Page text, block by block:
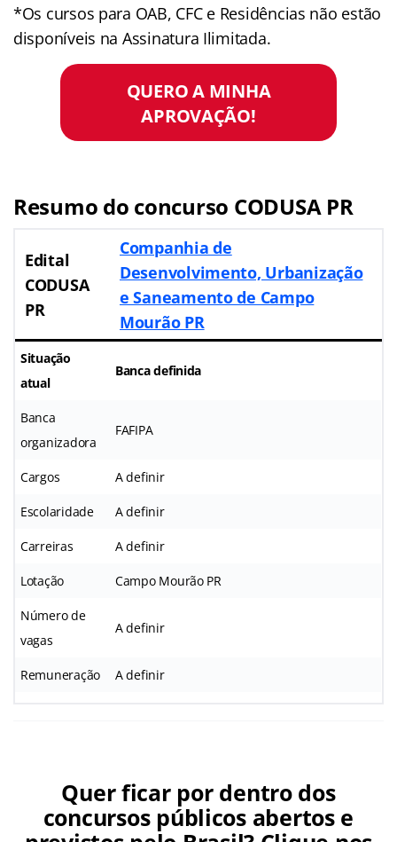
*Os cursos para OAB, CFC e Residências não estão
disponíveis na Assinatura Ilimitada.
QUERO A MINHA
APROVAÇÃO!
Resumo do concurso CODUSA PR
Edital
CODUSA
PR
Companhia de
Desenvolvimento, Urbanização
e Saneamento de Campo
Mourão PR
Situação
atual
Banca definida
Banca
organizadora
FAFIPA
Cargos A definir
Escolaridade A definir
Carreiras A definir
Lotação Campo Mourão PR
Número de
vagas
A definir
Remuneração A definir
Quer ficar por dentro dos
concursos públicos abertos e